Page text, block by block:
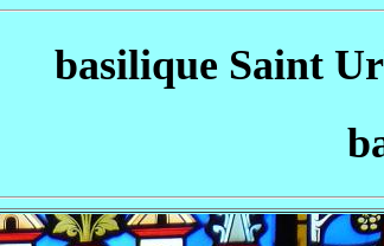
basilique Saint